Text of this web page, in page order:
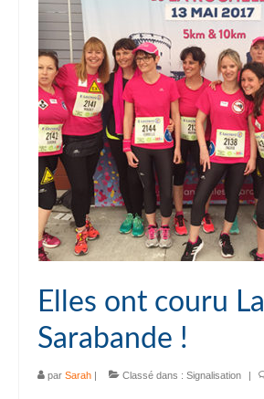
Elles ont couru La
Sarabande !
par Sarah | Classé dans : Signalisation |